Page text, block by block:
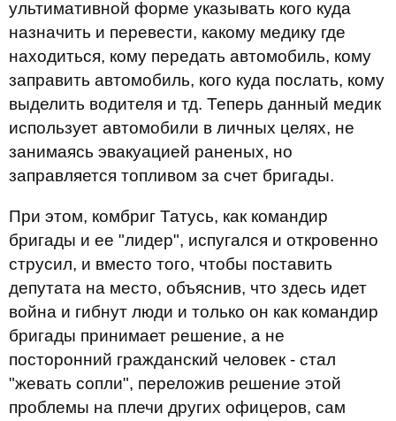
ультимативной форме указывать кого куда
назначить и перевести, какому медику где
находиться, кому передать автомобиль, кому
заправить автомобиль, кого куда послать, кому
выделить водителя и тд. Теперь данный медик
использует автомобили в личных целях, не
занимаясь эвакуацией раненых, но
заправляется топливом за счет бригады.
При этом, комбриг Татусь, как командир
бригады и ее "лидер", испугался и откровенно
cтрусил, и вместо того, чтобы поставить
депутата на место, объяснив, что здесь идет
война и гибнут люди и только он как командир
бригады принимает решение, а не
посторонний гражданский человек - стал
"жевать сопли", переложив решение этой
проблемы на плечи других офицеров, сам